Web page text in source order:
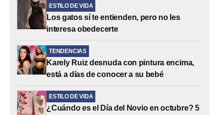
ESTILO DE VIDA
Los gatos sí te entienden, pero no les
interesa obedecerte
TENDENCIAS
Karely Ruiz desnuda con pintura encima,
está a días de conocer a su bebé
ESTILO DE VIDA
¿Cuándo es el Día del Novio en octubre? 5